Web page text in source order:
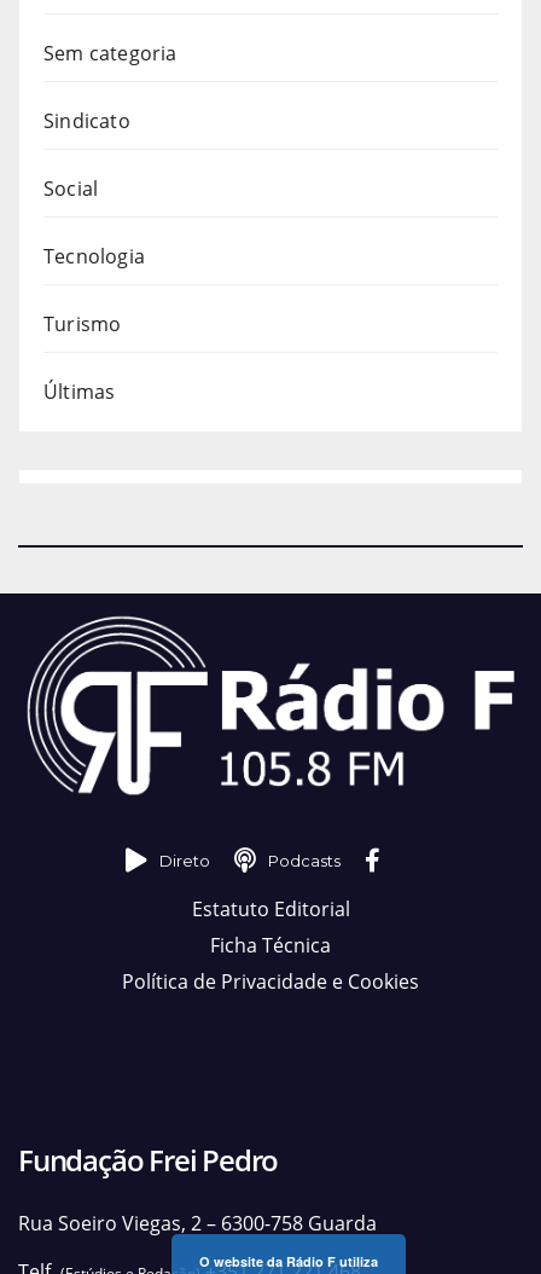
Sem categoria
Sindicato
Social
Tecnologia
Turismo
Últimas
Direto Podcasts
Estatuto Editorial
Ficha Técnica
Política de Privacidade e Cookies
Fundação Frei Pedro
Rua Soeiro Viegas, 2 – 6300-758 Guarda
O website da Rádio F utiliza